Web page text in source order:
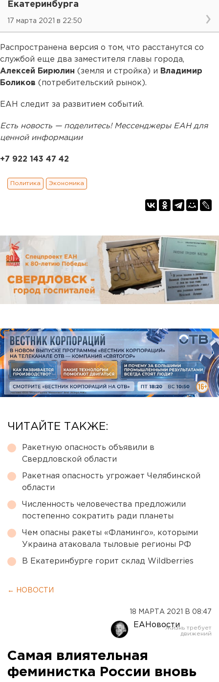
Екатеринбурга
17 марта 2021 в 22:50
Распространена версия о том, что расстанутся со
службой еще два заместителя главы города,
Алексей Бирюлин (земля и стройка) и Владимир
Боликов (потребительский рынок).
ЕАН следит за развитием событий.
Есть новость — поделитесь! Мессенджеры ЕАН для
ценной информации
+7 922 143 47 42
Политика Экономика
ЧИТАЙТЕ ТАКЖЕ:
Ракетную опасность объявили в
Свердловской области
Ракетная опасность угрожает Челябинской
области
Численность человечества предложили
постепенно сократить ради планеты
Чем опасны ракеты «Фламинго», которыми
Украина атаковала тыловые регионы РФ
В Екатеринбурге горит склад Wildberries
← НОВОСТИ
18 МАРТА 2021 В 08:47
ЕАНовости
Самая влиятельная
феминистка России вновь